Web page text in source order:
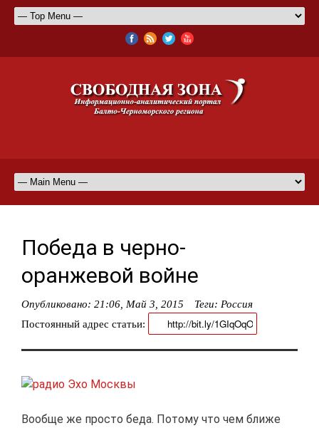
Победа в черно-
оранжевой войне
Опубликовано: 21:06, Май 3, 2015 Теги: Россия
Постоянный адрес статьи:
Вообще же просто беда. Потому что чем ближе